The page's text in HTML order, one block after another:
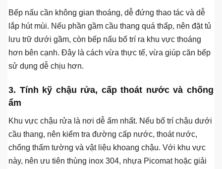
Bếp nấu cần không gian thoáng, dễ đứng thao tác và dễ
lắp hút mùi. Nếu phần gầm cầu thang quá thấp, nên đặt tủ
lưu trữ dưới gầm, còn bếp nấu bố trí ra khu vực thoáng
hơn bên cạnh. Đây là cách vừa thực tế, vừa giúp căn bếp
sử dụng dễ chịu hơn.
3. Tính kỹ chậu rửa, cấp thoát nước và chống
ẩm
Khu vực chậu rửa là nơi dễ ẩm nhất. Nếu bố trí chậu dưới
cầu thang, nên kiểm tra đường cấp nước, thoát nước,
chống thấm tường và vật liệu khoang chậu. Với khu vực
này, nên ưu tiên thùng inox 304, nhựa Picomat hoặc giải